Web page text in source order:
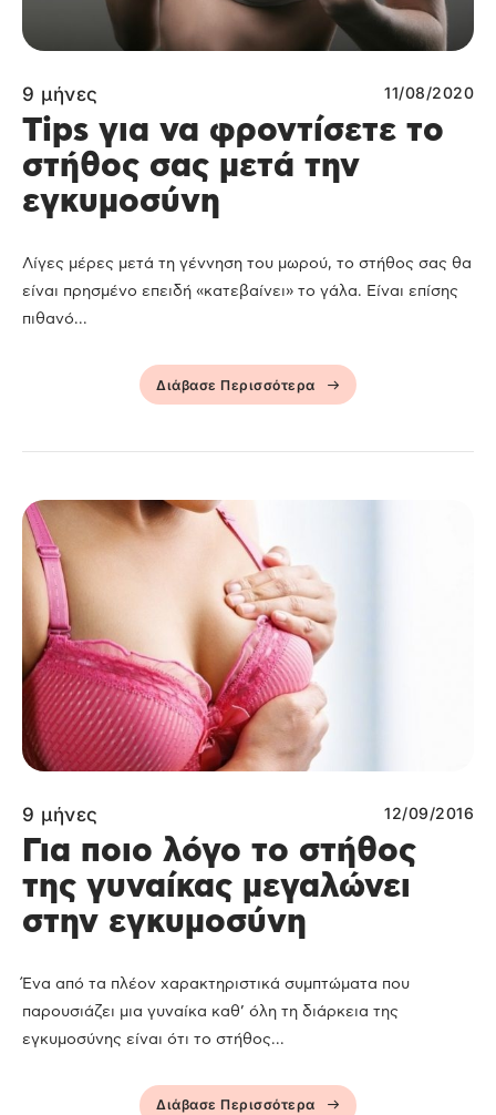
9 μήνες 11/08/2020
Tips για να φροντίσετε το
στήθος σας μετά την
εγκυμοσύνη
Λίγες μέρες μετά τη γέννηση του μωρού, το στήθος σας θα
είναι πρησμένο επειδή «κατεβαίνει» το γάλα. Είναι επίσης
πιθανό...
Διάβασε Περισσότερα
9 μήνες 12/09/2016
Για ποιο λόγο το στήθος
της γυναίκας μεγαλώνει
στην εγκυμοσύνη
Ένα από τα πλέον χαρακτηριστικά συμπτώματα που
παρουσιάζει μια γυναίκα καθ’ όλη τη διάρκεια της
εγκυμοσύνης είναι ότι το στήθος...
Διάβασε Περισσότερα